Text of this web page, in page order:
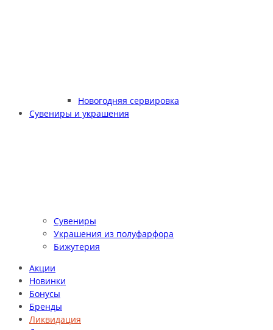
Новогодняя сервировка
Сувениры и украшения
Сувениры
Украшения из полуфарфора
Бижутерия
Акции
Новинки
Бонусы
Бренды
Ликвидация